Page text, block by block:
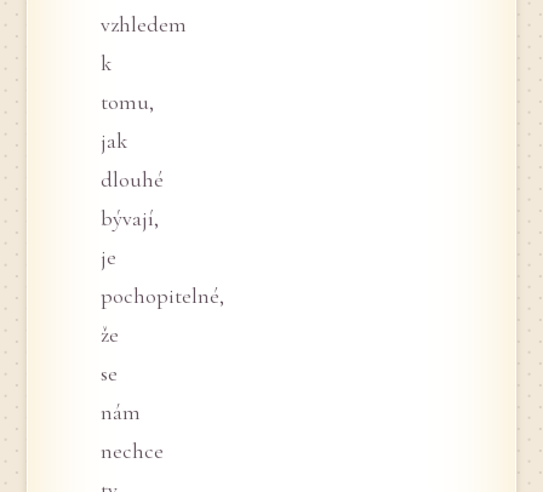
vzhledem
k
tomu,
jak
dlouhé
bývají,
je
pochopitelné,
že
se
nám
nechce